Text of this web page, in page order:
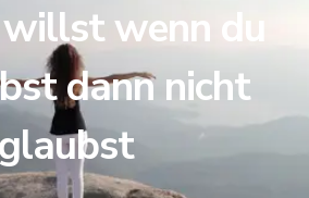
wenn du
dann nicht
glaubst